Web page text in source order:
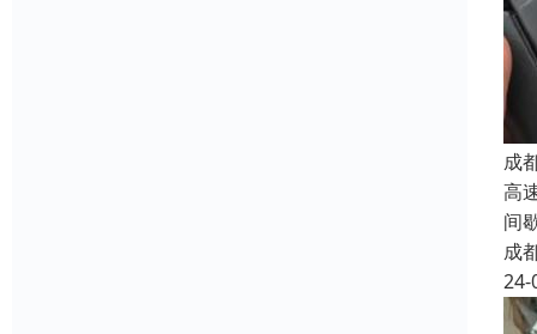
成
高
间
成
24-